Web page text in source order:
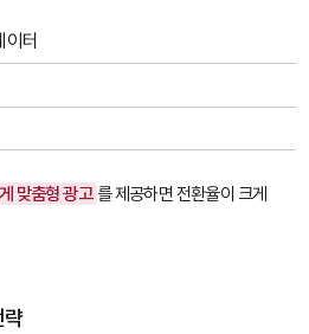
터
맞춤형 광고 를 제공하면 전환율이 크게
략